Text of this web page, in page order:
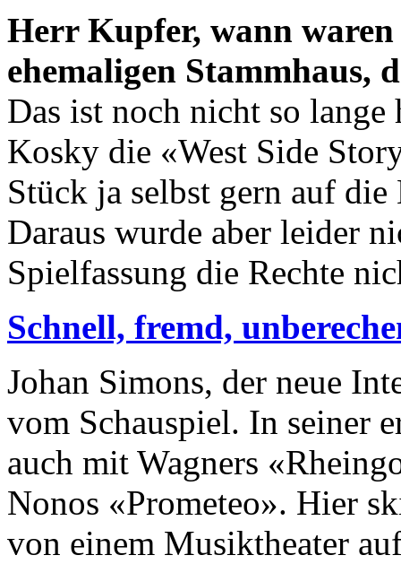
Herr Kupfer, wann
ehemaligen Stammhaus,
Das ist noch nicht so
Kosky die «West Side
Stück ja selbst gern auf
Daraus wurde aber leider
Spielfassung die Rechte
Schnell, fremd,
Johan Simons, der neue
vom Schauspiel. In seiner
auch mit Wagners
Nonos «Prometeo». Hier
von einem Musiktheater